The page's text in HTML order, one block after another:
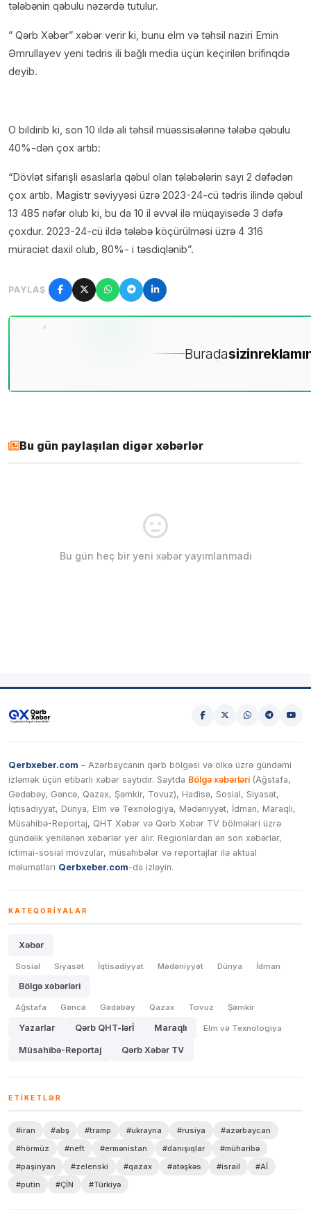
tələbənin qəbulu nəzərdə tutulur.
” Qərb Xəbər” xəbər verir ki, bunu elm və təhsil naziri Emin
Əmrullayev yeni tədris ili bağlı media üçün keçirilən brifinqdə
deyib.
O bildirib ki, son 10 ildə ali təhsil müəssisələrinə tələbə qəbulu
40%-dən çox artıb:
“Dövlət sifarişli əsaslarla qəbul olan tələbələrin sayı 2 dəfədən
çox artıb. Magistr səviyyəsi üzrə 2023-24-cü tədris ilində qəbul
13 485 nəfər olub ki, bu da 10 il əvvəl ilə müqayisədə 3 dəfə
çoxdur. 2023-24-cü ildə tələbə köçürülməsi üzrə 4 316
müraciət daxil olub, 80%- i təsdiqlənib”.
PAYLAŞ
Buradasizin
Bu gün paylaşılan digər xəbərlər
Bu gün heç bir yeni xəbər yayımlanmadı
Qerbxeber.com – Azərbaycanın qərb bölgəsi və ölkə üzrə gündəmi
izləmək üçün etibarlı xəbər saytıdır. Saytda Bölgə xəbərləri (Ağstafa,
Gədəbəy, Gəncə, Qazax, Şəmkir, Tovuz), Hadisə, Sosial, Siyasət,
İqtisadiyyat, Dünya, Elm və Texnologiya, Mədəniyyət, İdman, Maraqlı,
Müsahibə-Reportaj, QHT Xəbər və Qərb Xəbər TV bölmələri üzrə
gündəlik yenilənən xəbərlər yer alır. Regionlardan ən son xəbərlər,
ictimai-sosial mövzular, müsahibələr və reportajlar ilə aktual
məlumatları Qerbxeber.com-da izləyin.
KATEQORIYALAR
Xəbər
Sosial Siyasət İqtisadiyyat Mədəniyyət Dünya İdman
Bölgə xəbərləri
Ağstafa Gəncə Gədəbəy Qazax Tovuz Şəmkir
Yazarlar Qərb QHT-lərİ Maraqlı Elm və Texnologiya
Müsahibə-Reportaj Qərb Xəbər TV
ETIKETLƏR
#iran #abş #tramp #ukrayna #rusiya
#azərbaycan
#hörmüz
#neft #ermənistan #danışıqlar
#müharibə
#paşinyan
#zelenski #qazax #atəşkəs #israil
#Aİ
#putin
#ÇİN #Türkiyə